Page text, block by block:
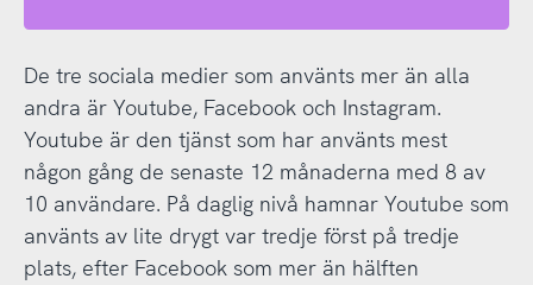
De tre sociala medier som använts mer än alla
andra är Youtube, Facebook och Instagram.
Youtube är den tjänst som har använts mest
någon gång de senaste 12 månaderna med 8 av
10 användare. På daglig nivå hamnar Youtube som
använts av lite drygt var tredje först på tredje
plats, efter Facebook som mer än hälften